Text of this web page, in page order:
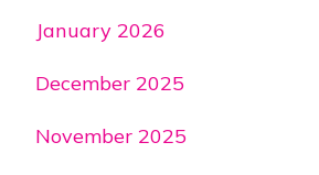
January 2026
December 2025
November 2025